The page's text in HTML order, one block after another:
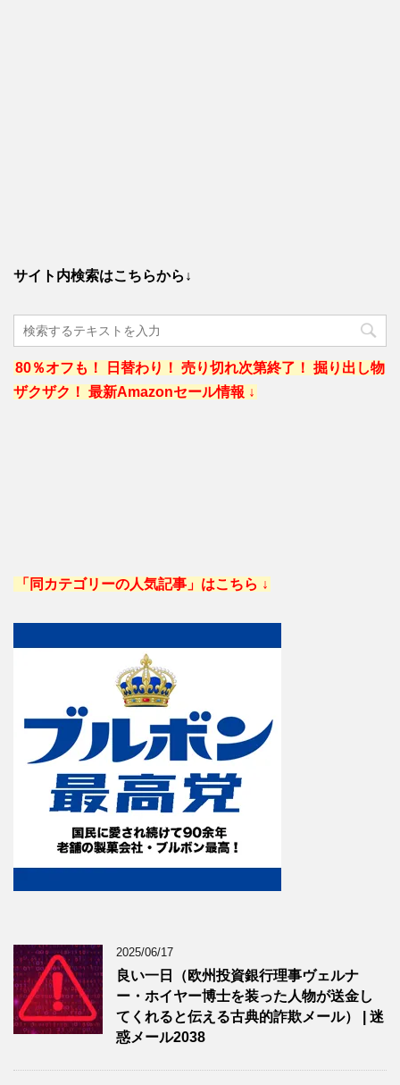
サイト内検索はこちらから↓
80％オフも！ 日替わり！ 売り切れ次第終了！ 掘り出し物
ザクザク！ 最新Amazonセール情報 ↓
「同カテゴリーの人気記事」はこちら ↓
2025/06/17
良い一日（欧州投資銀行理事ヴェルナ
ー・ホイヤー博士を装った人物が送金し
てくれると伝える古典的詐欺メール） | 迷
惑メール2038